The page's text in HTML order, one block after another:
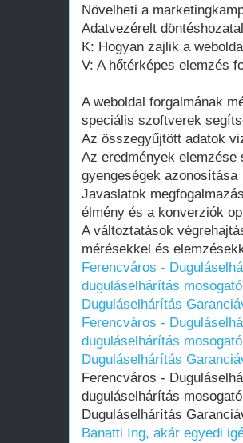
Növelheti a
Adatvezérelt
K: Hogyan zajlik a
V: A hőtérképes elemzés
A weboldal forgalmának
speciális szoftverek
Az összegyűjtött adatok
Az eredmények
gyengeségek azonosítása
Javaslatok
élmény és a konverziók
A változtatások
mérésekkel és
Ferencváros -
duguláselhárítás
Duguláselhárítás
Ferencváros -
duguláselhárítás
Duguláselhárítás
Ferencváros -
duguláselhárítás
Duguláselhárítás
Banatti Ing, akár egyedi